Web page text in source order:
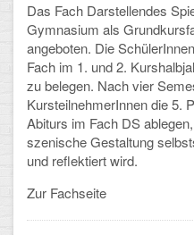
Sekretariat
Ganztagsschule
Schulsozialarbeit
Berufsorientierung
Klima-Projekt
Das Fach Darstellendes
Gymnasium als
angeboten. Die
Fach im 1. und 2.
zu belegen. Nach vier
KursteilnehmerInnen die 5.
Abiturs im Fach DS
szenische Gestaltung
und reflektiert wird.
Zur Fachseite